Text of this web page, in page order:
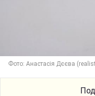
Фото: Анастасія Дєєва